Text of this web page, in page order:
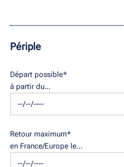
Périple
Départ possible*
à partir du...
Retour maximum*
en France/Europe le...